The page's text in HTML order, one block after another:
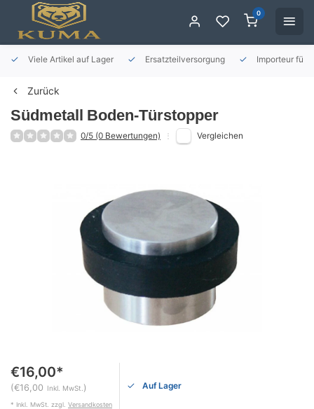
0
Viele Artikel auf Lager Ersatzteilversorgung Importeur für
Zurück
Südmetall Boden-Türstopper
0/5 (0 Bewertungen) Vergleichen
€16,00*
(€16,00 Inkl. MwSt. )
* Inkl. MwSt. zzgl. Versandkosten
Auf Lager